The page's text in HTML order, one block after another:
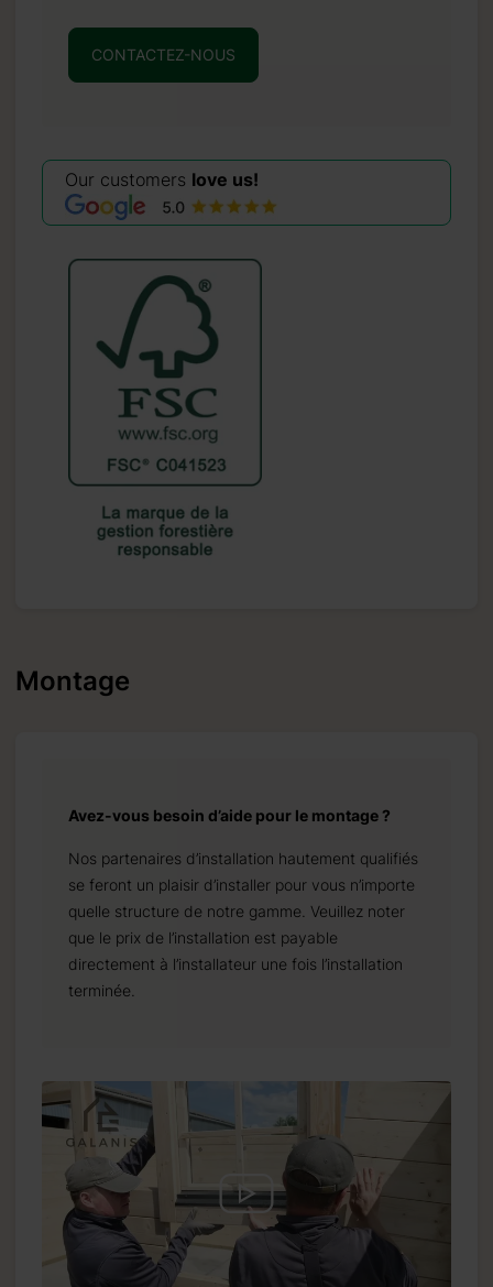
CONTACTEZ-NOUS
Our customers love us!
Montage
Avez-vous besoin d’aide pour le montage ?
Nos partenaires d’installation hautement qualifiés
se feront un plaisir d’installer pour vous n’importe
quelle structure de notre gamme. Veuillez noter
que le prix de l’installation est payable
directement à l’installateur une fois l’installation
terminée.